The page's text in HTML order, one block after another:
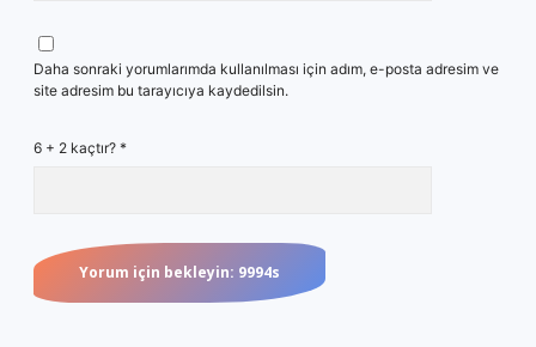
Daha sonraki yorumlarımda kullanılması için adım, e-posta adresim ve
site adresim bu tarayıcıya kaydedilsin.
6 + 2 kaçtır? *